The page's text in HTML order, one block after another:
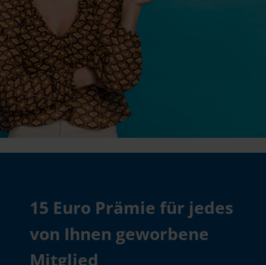
15 Euro Prämie für jedes
von Ihnen geworbene
Mitglied